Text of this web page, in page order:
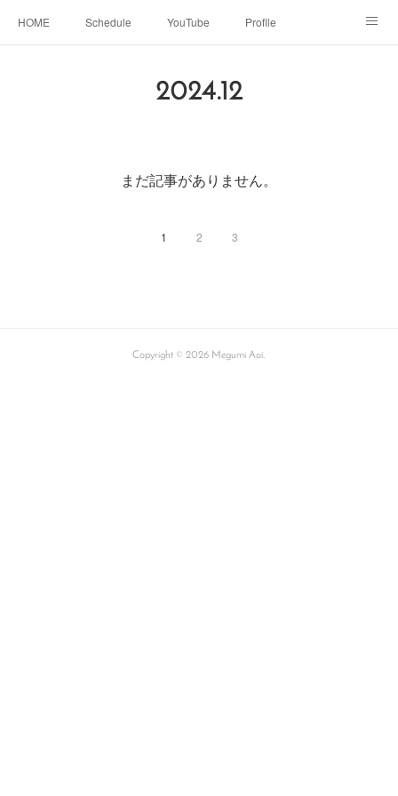
HOME Schedule YouTube Profile
2024.12
まだ記事がありません。
1 2 3
Copyright © 2026 Megumi Aoi.